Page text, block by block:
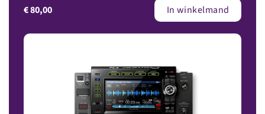
€80,00 In winkelmand